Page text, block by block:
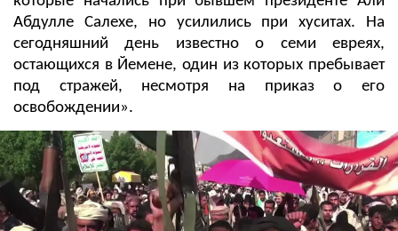
Абдулле Салехе, но усилились при хуситах. На
сегодняшний день известно о семи евреях,
остающихся в Йемене, один из которых пребывает
под стражей, несмотря на приказ о его
освобождении».